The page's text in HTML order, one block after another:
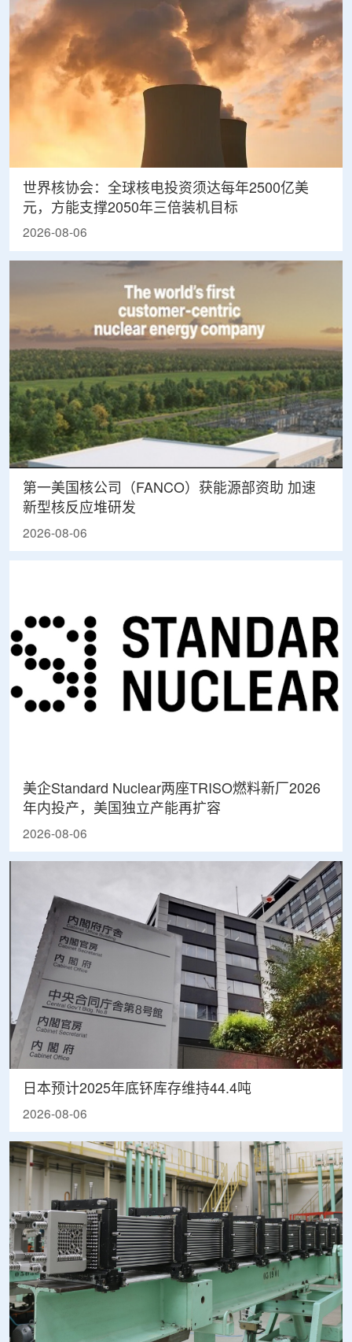
世界核协会：全球核电投资须达每年2500亿美
元，方能支撑2050年三倍装机目标
2026-08-06
第一美国核公司（FANCO）获能源部资助 加速
新型核反应堆研发
2026-08-06
美企Standard Nuclear两座TRISO燃料新厂2026
年内投产，美国独立产能再扩容
2026-08-06
日本预计2025年底钚库存维持44.4吨
2026-08-06